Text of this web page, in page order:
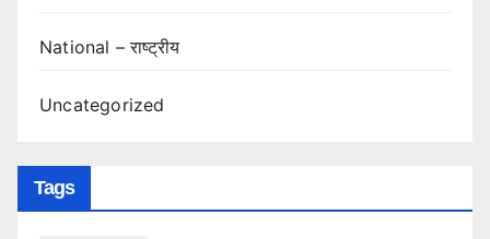
National – राष्ट्रीय
Uncategorized
Tags